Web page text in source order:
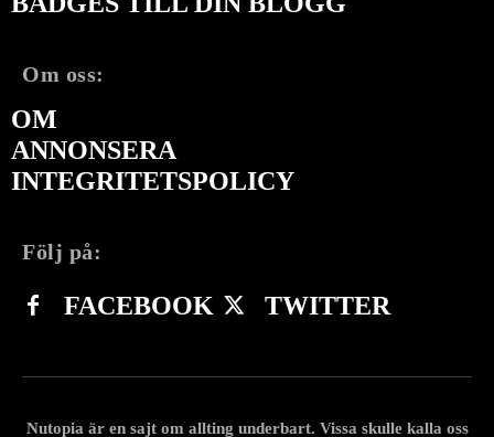
Om oss:
OM
ANNONSERA
INTEGRITETSPOLICY
Följ på:
FACEBOOK TWITTER
Nutopia är en sajt om allting underbart. Vissa skulle kalla oss